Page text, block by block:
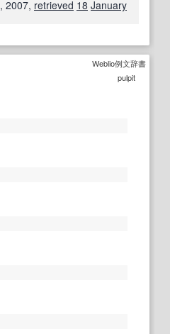
, 2007, retrieved 18 January
Weblio例文辞書
pulpit